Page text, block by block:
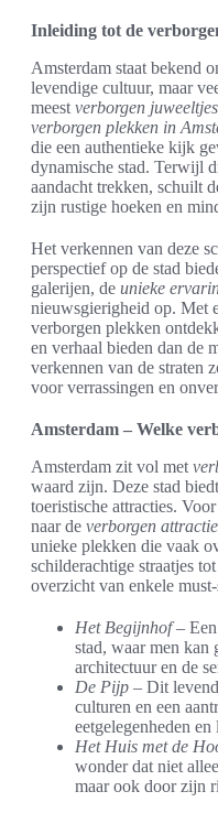
Inleiding tot de
Amsterdam staat bekend
levendige cultuur, maar
meest verborgen juweeltjes
verborgen plekken in
die een authentieke kijk
dynamische stad. Terwijl
aandacht trekken, schuilt
zijn rustige hoeken en
Het verkennen van deze
perspectief op de stad
galerijen, de unieke
nieuwsgierigheid op. Met
verborgen plekken
en verhaal bieden dan de
verkennen van de straten
voor verrassingen en
Amsterdam – Welke
Amsterdam zit vol met
waard zijn. Deze stad
toeristische attracties.
naar de verborgen
unieke plekken die vaak
schilderachtige straatjes
overzicht van enkele must-
Het Begijnhof– Een
stad, waar men kan
architectuur en de
De Pijp – Dit
culturen en een
eetgelegenheden
Het Huis met de
wonder dat niet
maar ook door zijn